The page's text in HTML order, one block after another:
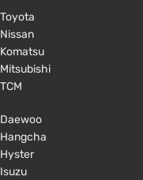
Toyota
Nissan
Komatsu
Mitsubishi
TCM
Daewoo
Hangcha
Hyster
Isuzu